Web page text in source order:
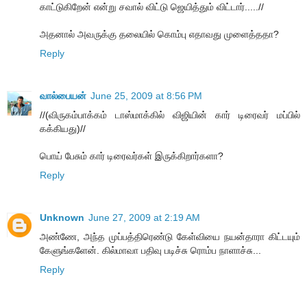
காட்டுகிறேன் என்று சவால் விட்டு ஜெயித்தும் விட்டார்.....//
அதனால் அவருக்கு தலையில் கொம்பு எதாவது முளைத்ததா?
Reply
வால்பையன் June 25, 2009 at 8:56 PM
//(விருகம்பாக்கம் டாஸ்மாக்கில் விஜியின் கார் டிரைவர் மப்பில்
கக்கியது)//
பொய் பேசும் கார் டிரைவர்கள் இருக்கிறார்களா?
Reply
Unknown June 27, 2009 at 2:19 AM
அண்ணே, அந்த முப்பத்திரெண்டு கேள்வியை நயன்தாரா கிட்டயும்
கேளுங்களேன். கில்மாவா பதிவு படிச்சு ரொம்ப நாளாச்சு...
Reply